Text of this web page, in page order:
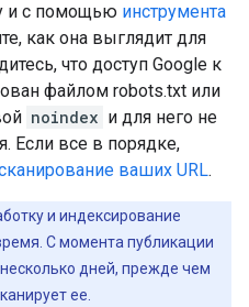
и с помощью инструмента
как она выглядит для
что доступ Google к
файлом robots.txt или
noindex и для него не
Если все в порядке,
ваших URL.
и индексирование
С момента публикации
дней, прежде чем
ее.